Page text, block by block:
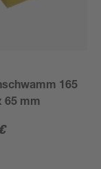
165
65 mm
€